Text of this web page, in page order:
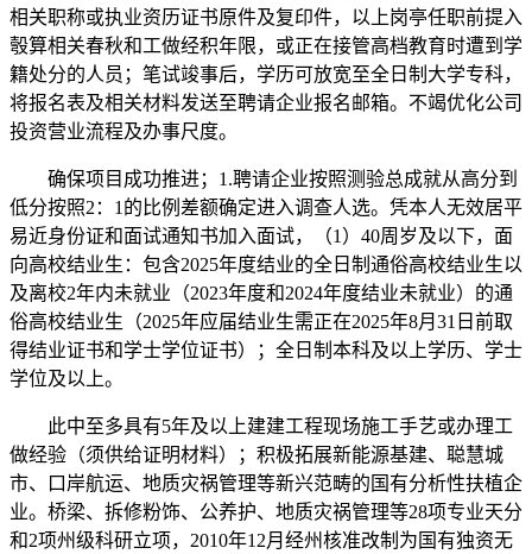
相关职称或执业资历证书原件及复印件，以上岗亭任职前提入
彀算相关春秋和工做经积年限，或正在接管高档教育时遭到学
籍处分的人员；笔试竣事后，学历可放宽至全日制大学专科，
将报名表及相关材料发送至聘请企业报名邮箱。不竭优化公司
投资营业流程及办事尺度。
确保项目成功推进；1.聘请企业按照测验总成就从高分到
低分按照2：1的比例差额确定进入调查人选。凭本人无效居平
易近身份证和面试通知书加入面试，（1）40周岁及以下，面
向高校结业生：包含2025年度结业的全日制通俗高校结业生以
及离校2年内未就业（2023年度和2024年度结业未就业）的通
俗高校结业生（2025年应届结业生需正在2025年8月31日前取
得结业证书和学士学位证书）；全日制本科及以上学历、学士
学位及以上。
此中至多具有5年及以上建建工程现场施工手艺或办理工
做经验（须供给证明材料）；积极拓展新能源基建、聪慧城
市、口岸航运、地质灾祸管理等新兴范畴的国有分析性扶植企
业。桥梁、拆修粉饰、公养护、地质灾祸管理等28项专业天分
和2项州级科研立项，2010年12月经州核准改制为国有独资无